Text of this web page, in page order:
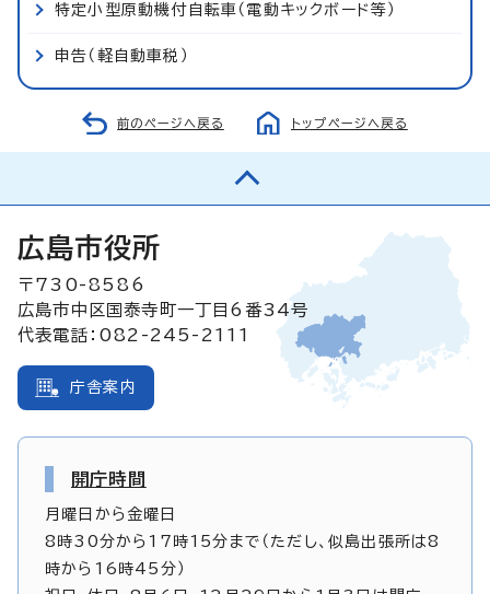
特定小型原動機付自転車（電動キックボード等）
申告（軽自動車税）
前のページへ戻る トップページへ戻る
広島市役所
〒730-8586
広島市中区国泰寺町一丁目6番34号
代表電話：082-245-2111
庁舎案内
開庁時間
月曜日から金曜日
8時30分から17時15分まで（ただし、似島出張所は8
時から16時45分）